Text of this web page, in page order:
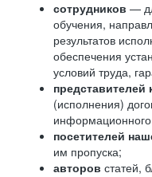
сотрудников —
обучения,
результатов
обеспечения
условий труда,
представителей
(исполнения)
посетителей
им пропуска;
авторов статей,